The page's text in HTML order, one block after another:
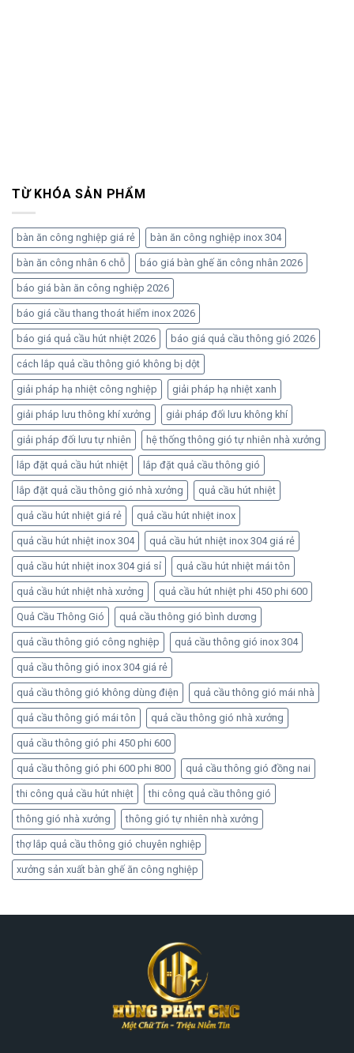
TỪ KHÓA SẢN PHẨM
bàn ăn công nghiệp giá rẻ bàn ăn công nghiệp inox 304
bàn ăn công nhân 6 chỗ báo giá bàn ghế ăn công nhân 2026
báo giá bàn ăn công nghiệp 2026
báo giá cầu thang thoát hiểm inox 2026
báo giá quả cầu hút nhiệt 2026 báo giá quả cầu thông gió 2026
cách lắp quả cầu thông gió không bị dột
giải pháp hạ nhiệt công nghiệp giải pháp hạ nhiệt xanh
giải pháp lưu thông khí xưởng giải pháp đối lưu không khí
giải pháp đối lưu tự nhiên hệ thống thông gió tự nhiên nhà xưởng
lắp đặt quả cầu hút nhiệt lắp đặt quả cầu thông gió
lắp đặt quả cầu thông gió nhà xưởng quả cầu hút nhiệt
quả cầu hút nhiệt giá rẻ quả cầu hút nhiệt inox
quả cầu hút nhiệt inox 304 quả cầu hút nhiệt inox 304 giá rẻ
quả cầu hút nhiệt inox 304 giá sỉ quả cầu hút nhiệt mái tôn
quả cầu hút nhiệt nhà xưởng quả cầu hút nhiệt phi 450 phi 600
Quả Cầu Thông Gió quả cầu thông gió bình dương
quả cầu thông gió công nghiệp quả cầu thông gió inox 304
quả cầu thông gió inox 304 giá rẻ
quả cầu thông gió không dùng điện quả cầu thông gió mái nhà
quả cầu thông gió mái tôn quả cầu thông gió nhà xưởng
quả cầu thông gió phi 450 phi 600
quả cầu thông gió phi 600 phi 800 quả cầu thông gió đồng nai
thi công quả cầu hút nhiệt thi công quả cầu thông gió
thông gió nhà xưởng thông gió tự nhiên nhà xưởng
thợ lắp quả cầu thông gió chuyên nghiệp
xưởng sản xuất bàn ghế ăn công nghiệp